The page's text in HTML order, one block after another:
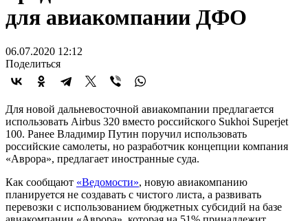
для авиакомпании ДФО
06.07.2020 12:12
Поделиться
Для новой дальневосточной авиакомпании предлагается
использовать Airbus 320 вместо российского Sukhoi Superjet
100. Ранее Владимир Путин поручил использовать
российские самолеты, но разработчик концепции компания
«Аврора», предлагает иностранные суда.
Как сообщают «Ведомости», новую авиакомпанию
планируется не создавать с чистого листа, а развивать
перевозки с использованием бюджетных субсидий на базе